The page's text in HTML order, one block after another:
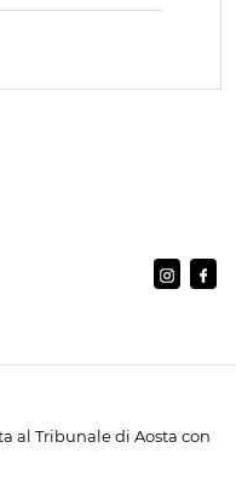
al Tribunale di Aosta con